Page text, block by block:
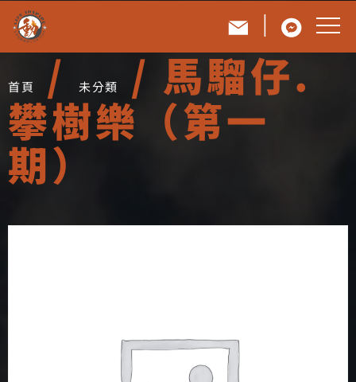
|
首頁 / 未分類 / 馬騮仔.
攀樹樂（第一
期）